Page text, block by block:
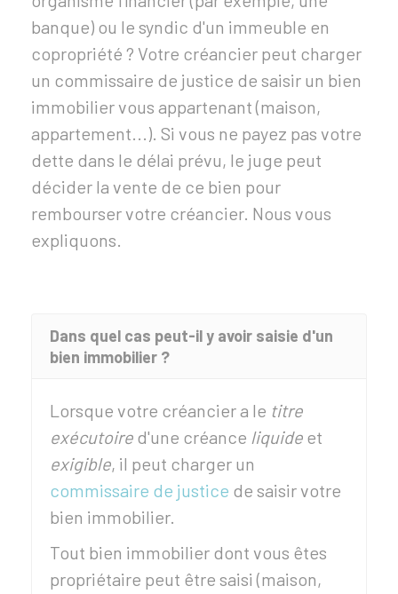
banque) ou le syndic d'un immeuble en
copropriété ? Votre créancier peut charger
un commissaire de justice de saisir un bien
immobilier vous appartenant (maison,
appartement...). Si vous ne payez pas votre
dette dans le délai prévu, le juge peut
décider la vente de ce bien pour
rembourser votre créancier. Nous vous
expliquons.
Dans quel cas peut-il y avoir saisie d'un
bien immobilier ?
Lorsque votre créancier a le titre
exécutoire d'une créance liquide et
exigible, il peut charger un
commissaire de justice de saisir votre
bien immobilier.
Tout bien immobilier dont vous êtes
propriétaire peut être saisi (maison,